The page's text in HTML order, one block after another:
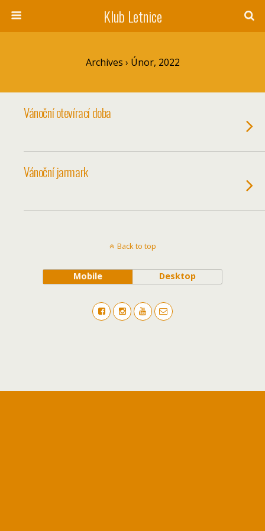
Klub Letnice
Archives › Únor, 2022
Vánoční otevírací doba
Vánoční jarmark
Back to top
Mobile Desktop